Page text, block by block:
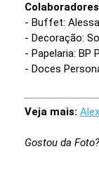
- Buffet:
- Decoração:
- Papelaria: BP
- Doces
Veja mais:
Gostou da